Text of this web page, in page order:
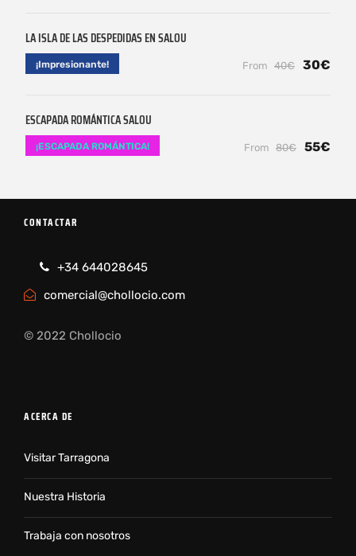
LA ISLA DE LAS DESPEDIDAS EN SALOU
¡Impresionante! From 40€ 30€
ESCAPADA ROMÁNTICA SALOU
¡ESCAPADA ROMÁNTICA! From 80€ 55€
CONTACTAR
+34 644028645
comercial@chollocio.com
© 2022 Chollocio
ACERCA DE
Visitar Tarragona
Nuestra Historia
Trabaja con nosotros